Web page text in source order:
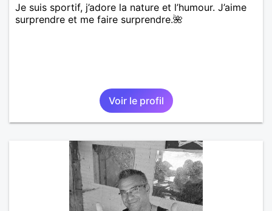
Je suis sportif, j’adore la nature et l’humour. J’aime
surprendre et me faire surprendre.🌺
Voir le profil